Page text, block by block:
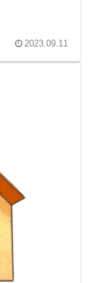
2023.09.11